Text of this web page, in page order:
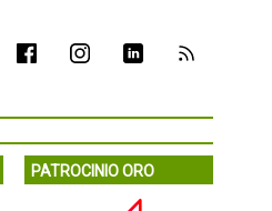
PATROCINIO ORO